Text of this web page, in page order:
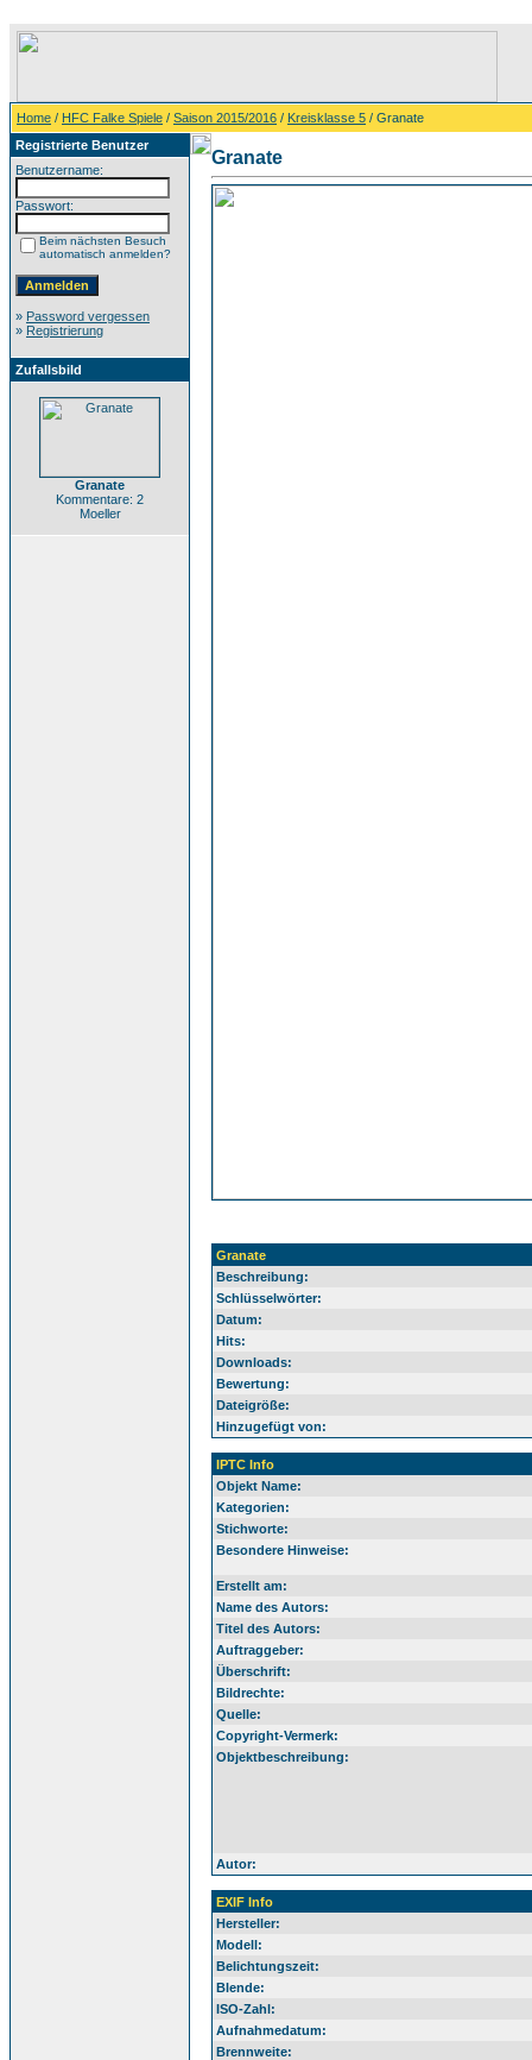
Home / HFC Falke Spiele / Saison 2015/2016 / Kreisklasse 5 / Granate
Registrierte Benutzer
Benutzername:
Passwort:
Beim nächsten Besuch
automatisch anmelden?
» Password vergessen
» Registrierung
Zufallsbild
Granate
Kommentare: 2
Moeller
Granate
Granate
Beschreibung:
Schlüsselwörter:
Datum:
Hits:
Downloads:
Bewertung:
Dateigröße:
Hinzugefügt von:
IPTC Info
Objekt Name:
Kategorien:
Stichworte:
Besondere Hinweise:
Erstellt am:
Name des Autors:
Titel des Autors:
Auftraggeber:
Überschrift:
Bildrechte:
Quelle:
Copyright-Vermerk:
Objektbeschreibung:
Autor:
EXIF Info
Hersteller:
Modell:
Belichtungszeit:
Blende:
ISO-Zahl:
Aufnahmedatum:
Brennweite: